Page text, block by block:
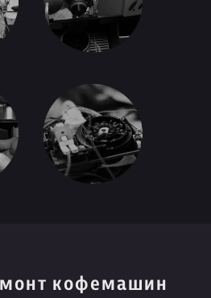
кофемашин